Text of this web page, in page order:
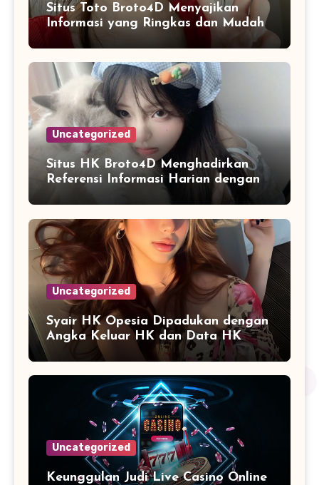
Situs Toto Broto4D Menyajikan
Informasi yang Ringkas dan Mudah
Dipahami
Uncategorized
Situs HK Broto4D Menghadirkan
Referensi Informasi Harian dengan
Navigasi yang Lebih Nyaman
Uncategorized
Syair HK Opesia Dipadukan dengan
Angka Keluar HK dan Data HK
Lotto Paito Terbaru
Uncategorized
Keunggulan Judi Live Casino Online